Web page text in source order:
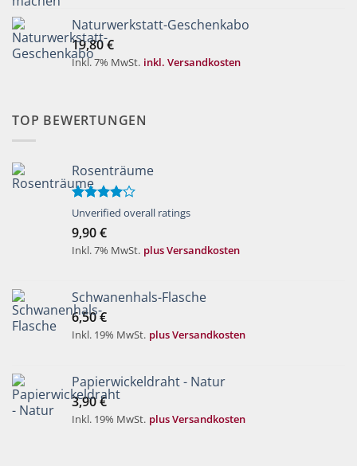
Naturwerkstatt-Geschenkabo
19,80€
Inkl. 7% MwSt. inkl. Versandkosten
TOP BEWERTUNGEN
Rosenträume
Bewertet
von 5
Unverified overall ratings
9,90€
Inkl. 7% MwSt. plus Versandkosten
Schwanenhals-Flasche
6,50€
Inkl. 19% MwSt. plus Versandkosten
Papierwickeldraht - Natur
3,90€
Inkl. 19% MwSt. plus Versandkosten